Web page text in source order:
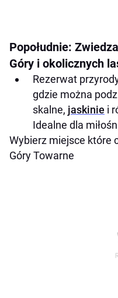
Popołudnie:
Góry i okolicznych
Rezerwat
gdzie można
skalne, jaskinie i
Idealne dla
Wybierz miejsce które
Góry Towarne